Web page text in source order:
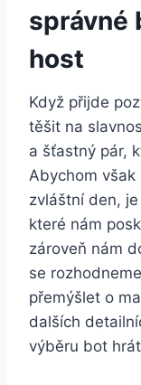
správné
host
Když ⁣přijde
těšit na
a šťastný pár,​
Abychom
zvláštní den,
které nám‌
zároveň nám
se
přemýšlet o
dalších
výběru‍ bot